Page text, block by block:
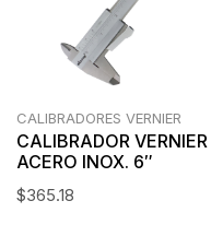
CALIBRADORES VERNIER
CALIBRADOR VERNIER
ACERO INOX. 6″
$365.18